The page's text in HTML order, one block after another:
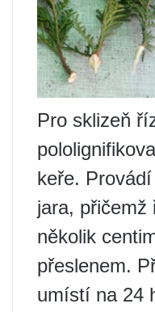
Pro sklizeň
keře.
jara, přičemž
několik
přeslenem.
umístí na 24